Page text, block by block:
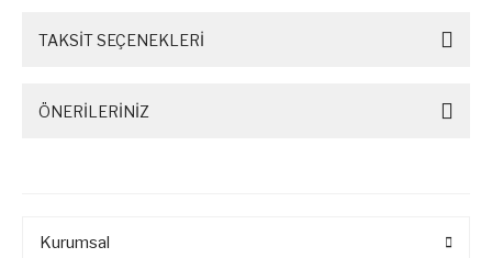
TAKSİT SEÇENEKLERİ
ÖNERİLERİNİZ
Kurumsal